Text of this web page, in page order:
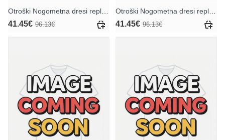
41.45€ 96.13€ 41.45€ 96.13€